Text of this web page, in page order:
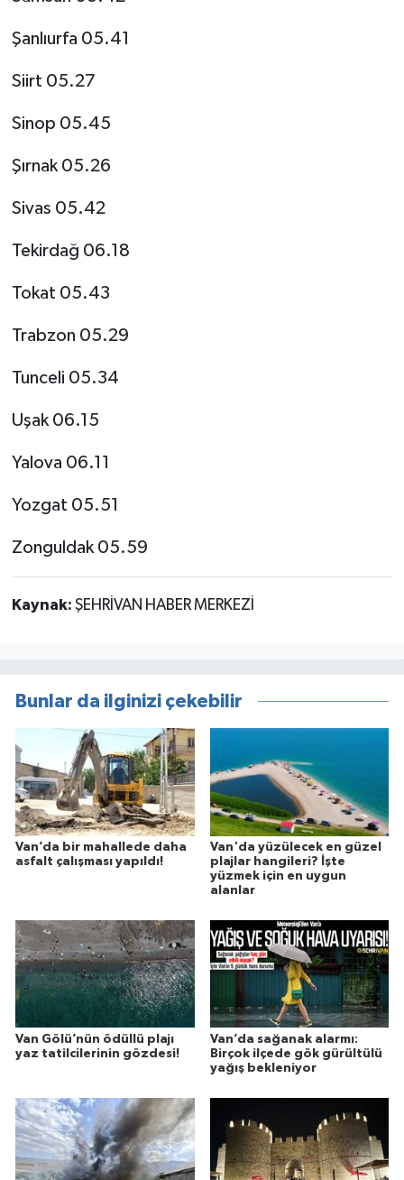
Şanlıurfa 05.41
Siirt 05.27
Sinop 05.45
Şırnak 05.26
Sivas 05.42
Tekirdağ 06.18
Tokat 05.43
Trabzon 05.29
Tunceli 05.34
Uşak 06.15
Yalova 06.11
Yozgat 05.51
Zonguldak 05.59
Kaynak: ŞEHRİVAN HABER MERKEZİ
Bunlar da ilginizi çekebilir
Van’da bir mahallede daha
asfalt çalışması yapıldı!
Van'da yüzülecek en güzel
plajlar hangileri? İşte
yüzmek için en uygun
alanlar
Van Gölü’nün ödüllü plajı
yaz tatilcilerinin gözdesi!
Van’da sağanak alarmı:
Birçok ilçede gök gürültülü
yağış bekleniyor